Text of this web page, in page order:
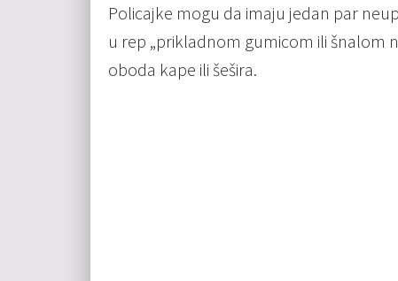
Policajke mogu da imaju jedan par
u rep „prikladnom gumicom ili šnalom
oboda kape ili šešira.